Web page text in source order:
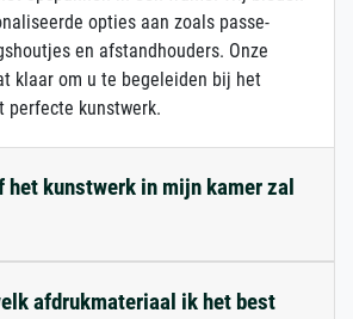
opties aan zoals passe-
en afstandhouders. Onze
klaar om u te begeleiden bij het
perfecte kunstwerk.
het kunstwerk in mijn kamer zal
afdrukmateriaal ik het best